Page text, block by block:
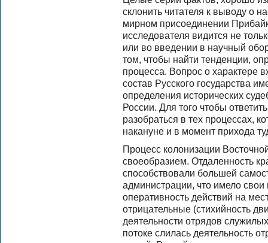
склонить читателя к выводу о
мирном присоединении
исследователя видится не
или во введении в научный
том, чтобы найти тенденции,
процесса. Вопрос о характере
состав Русского государства
определения исторических
России. Для того чтобы
разобраться в тех процессах,
накануне и в момент прихода
Процесс колонизации
своеобразием. Отдаленность
способствовали большей
администрации, что имело
оперативность действий на
отрицательные (стихийность
деятельности отрядов
потоке слилась деятельность